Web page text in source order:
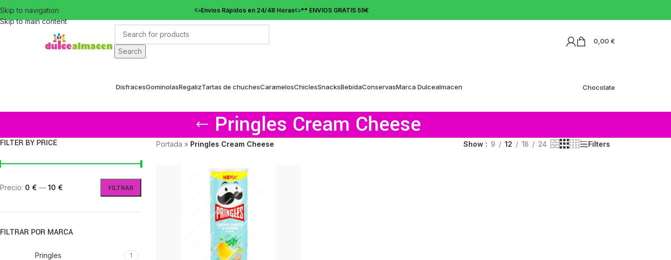
Skip to navigation
Skip to main content
Envios Rápidos en 24/48 Horas ** ENVIOS GRATIS 59€
Search
0,00 €
DisfracesGominolasRegalizTartas de chuchesCaramelosChiclesSnacksBebidaConservasMarca Dulcealmacen Chocolate
Pringles Cream Cheese
FILTER BY PRICE
FILTRAR
Precio: 0 € — 10 €
FILTRAR POR MARCA
Pringles 1
Portada » Pringles Cream Cheese Show 9 12 18 24 Filters